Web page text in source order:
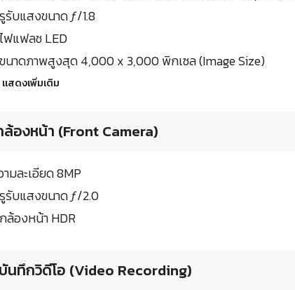
รับแสงขนาด ƒ/1.8
ฟแฟลช LED
นาดภาพสูงสุด 4,000 x 3,000 พิกเซล (Image Size)
แสดงเพิ่มเติม
องหน้า (Front Camera)
ามละเอียด 8MP
รับแสงขนาด ƒ/2.0
ล้องหน้า HDR
บันทึกวิดีโอ (Video Recording)